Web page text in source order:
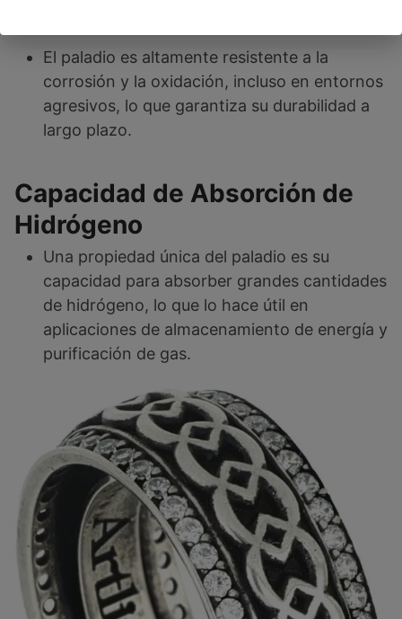
El paladio es altamente resistente a la
corrosión y la oxidación, incluso en entornos
agresivos, lo que garantiza su durabilidad a
largo plazo.
Capacidad de Absorción de
Hidrógeno
Una propiedad única del paladio es su
capacidad para absorber grandes cantidades
de hidrógeno, lo que lo hace útil en
aplicaciones de almacenamiento de energía y
purificación de gas.